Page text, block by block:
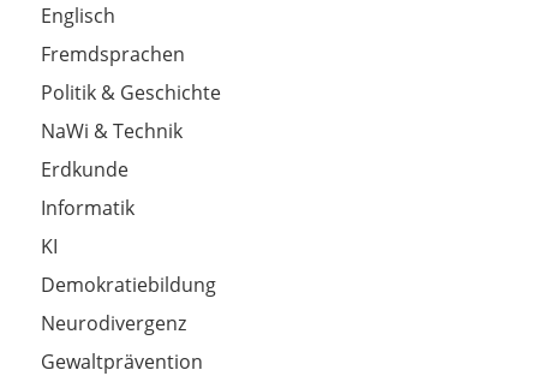
Englisch
Fremdsprachen
Politik & Geschichte
NaWi & Technik
Erdkunde
Informatik
KI
Demokratiebildung
Neurodivergenz
Gewaltprävention